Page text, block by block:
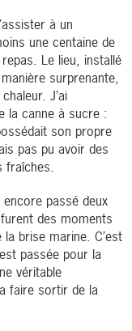
à un
une centaine de
Le lieu, installé
surprenante,
J’ai
la canne à sucre :
son propre
pas pu avoir des
fraîches.
passé deux
des moments
brise marine. C’est
passée pour la
véritable
faire sortir de la